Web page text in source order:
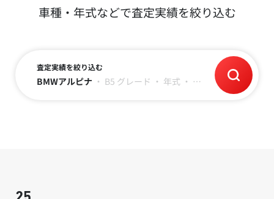
車種・年式などで査定実績を絞り込む
査定実績を絞り込む
BMWアルピナ ・ B5 グレード ・ 年式 ・ 走行距離